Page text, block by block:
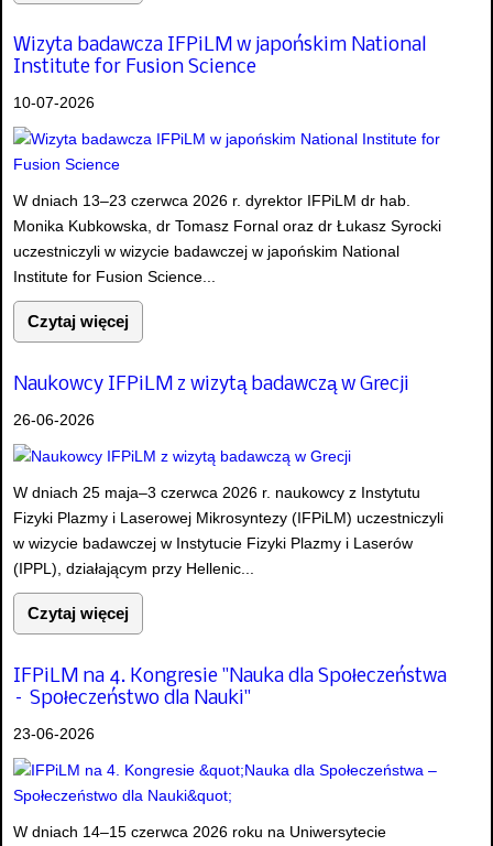
Wizyta badawcza IFPiLM w japońskim National
Institute for Fusion Science
10-07-2026
W dniach 13–23 czerwca 2026 r. dyrektor IFPiLM dr hab.
Monika Kubkowska, dr Tomasz Fornal oraz dr Łukasz Syrocki
uczestniczyli w wizycie badawczej w japońskim National
Institute for Fusion Science...
Czytaj więcej
Naukowcy IFPiLM z wizytą badawczą w Grecji
26-06-2026
W dniach 25 maja–3 czerwca 2026 r. naukowcy z Instytutu
Fizyki Plazmy i Laserowej Mikrosyntezy (IFPiLM) uczestniczyli
w wizycie badawczej w Instytucie Fizyki Plazmy i Laserów
(IPPL), działającym przy Hellenic...
Czytaj więcej
IFPiLM na 4. Kongresie "Nauka dla Społeczeństwa
– Społeczeństwo dla Nauki"
23-06-2026
W dniach 14–15 czerwca 2026 roku na Uniwersytecie